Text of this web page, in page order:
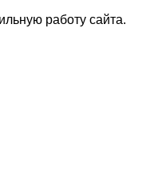
работу сайта.